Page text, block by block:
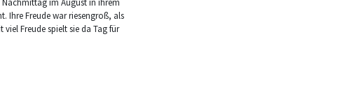
im August in ihrem
Ihre Freude war riesengroß, als
Freude spielt sie da Tag für